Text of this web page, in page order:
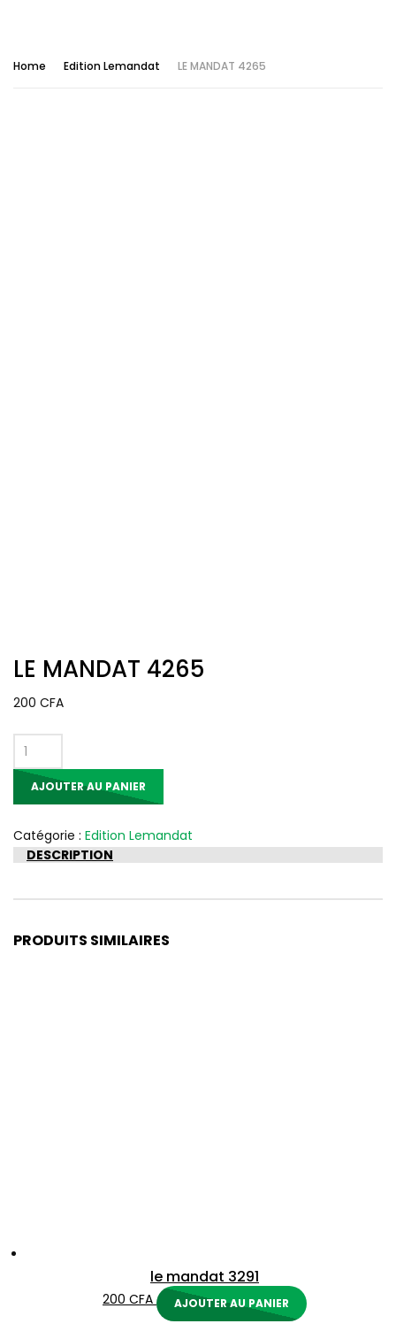
Home Edition Lemandat LE MANDAT 4265
LE MANDAT 4265
200 CFA
quantité
de
4265
AJOUTER AU PANIER
Catégorie : Edition Lemandat
DESCRIPTION
PRODUITS SIMILAIRES
le mandat 3291
200 CFA AJOUTER AU PANIER